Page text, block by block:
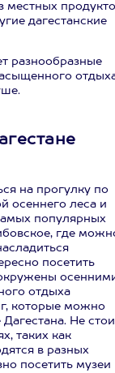
местных
дагестанские
разнообразные
на прогулку по
осеннего леса и
популярных
где
посетить
отдыха
которые можно
Не
таких как
в разных
посетить музеи